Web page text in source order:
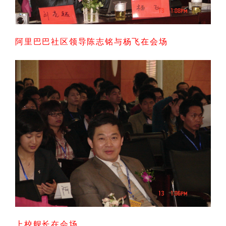
阿里巴巴社区领导陈志铭与杨飞在会场